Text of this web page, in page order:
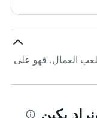
العمال. فهو على
بكين